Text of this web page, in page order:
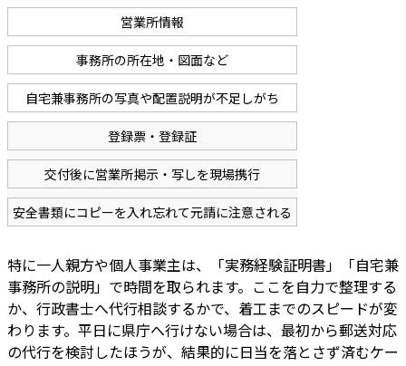
営業所情報
事務所の所在地・図面など
自宅兼事務所の写真や配置説明が不足しがち
登録票・登録証
交付後に営業所掲示・写しを現場携行
安全書類にコピーを入れ忘れて元請に注意される
特に一人親方や個人事業主は、「実務経験証明書」「自宅兼
事務所の説明」で時間を取られます。ここを自力で整理する
か、行政書士へ代行相談するかで、着工までのスピードが変
わります。平日に県庁へ行けない場合は、最初から郵送対応
の代行を検討したほうが、結果的に日当を落とさず済むケー